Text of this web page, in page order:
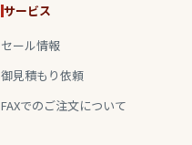
サービス
セール情報
御見積もり依頼
FAXでのご注文について